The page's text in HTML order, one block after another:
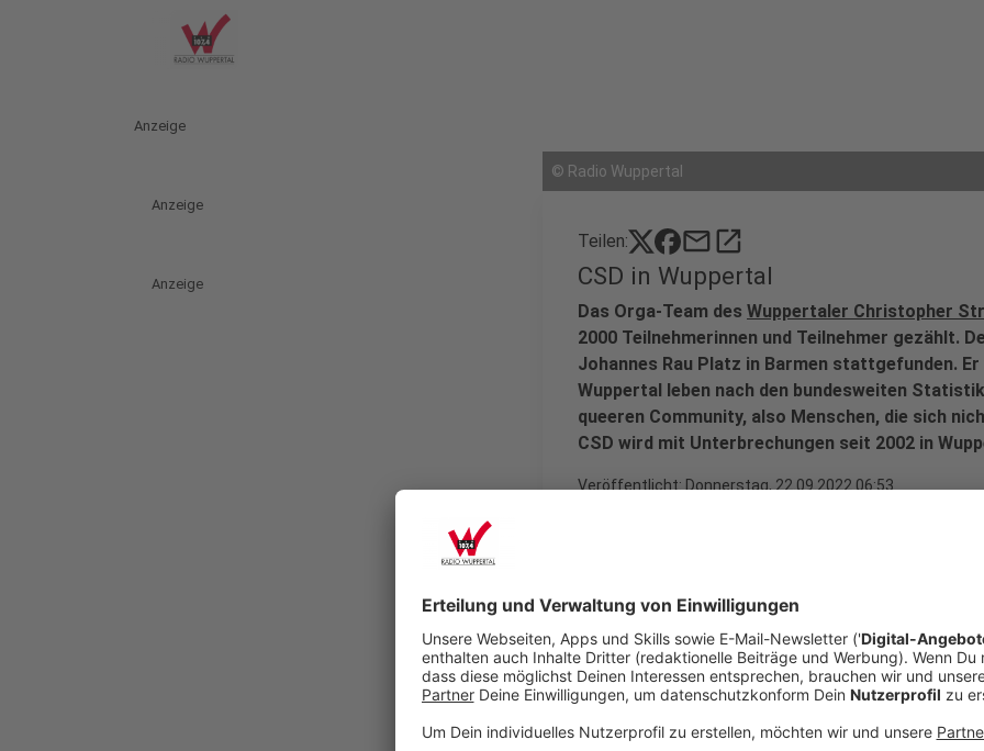
Anzeige
Anzeige
Anzeige
© Radio Wuppertal
Teilen: mailopen_in_new
CSD in Wuppertal
Das Orga-Team des Wuppertaler Christopher
2000 Teilnehmerinnen und Teilnehmer gezählt.
Johannes Rau Platz in Barmen stattgefunden.
Wuppertal leben nach den bundesweiten
queeren Community, also Menschen, die sich
CSD wird mit Unterbrechungen seit 2002 in
Veröffentlicht: Donnerstag, 22.09.2022 06:53
CSD: die Reporterin unterwegs